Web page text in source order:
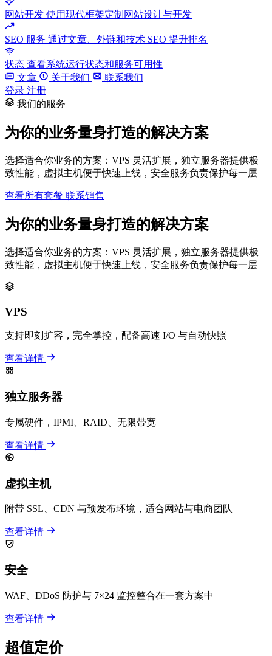
网站开发 使用现代框架定制网站设计与开发
SEO 服务 通过文章、外链和技术 SEO 提升排名
状态 查看系统运行状态和服务可用性
文章
关于我们
联系我们
登录 注册
我们的服务
为你的业务量身打造的解决方案
选择适合你业务的方案：VPS 灵活扩展，独立服务器提供极
致性能，虚拟主机便于快速上线，安全服务负责保护每一层
查看所有套餐 联系销售
为你的业务量身打造的解决方案
选择适合你业务的方案：VPS 灵活扩展，独立服务器提供极
致性能，虚拟主机便于快速上线，安全服务负责保护每一层
VPS
支持即刻扩容，完全掌控，配备高速 I/O 与自动快照
查看详情
独立服务器
专属硬件，IPMI、RAID、无限带宽
查看详情
虚拟主机
附带 SSL、CDN 与预发布环境，适合网站与电商团队
查看详情
安全
WAF、DDoS 防护与 7×24 监控整合在一套方案中
查看详情
超值定价